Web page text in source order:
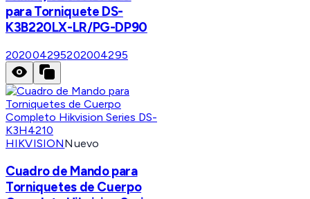
para Torniquete DS-
K3B220LX-LR/PG-DP90
202004295202004295
HIKVISIONNuevo
Cuadro de Mando para
Torniquetes de Cuerpo